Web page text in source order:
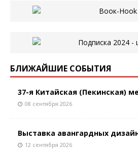
БЛИЖАЙШИЕ СОБЫТИЯ
37-я Китайская (Пекинская)
08 сентября 2026
Выставка авангардных
12 сентября 2026